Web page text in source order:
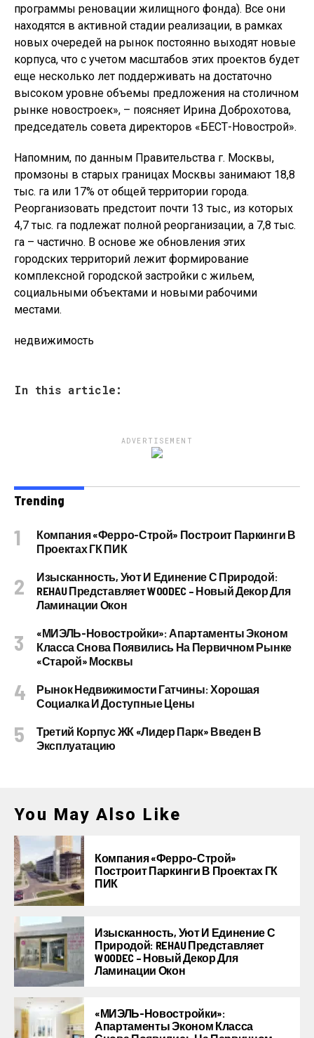
программы реновации жилищного фонда). Все они
находятся в активной стадии реализации, в рамках
новых очередей на рынок постоянно выходят новые
корпуса, что с учетом масштабов этих проектов будет
еще несколько лет поддерживать на достаточно
высоком уровне объемы предложения на столичном
рынке новостроек», – поясняет Ирина Доброхотова,
председатель совета директоров «БЕСТ-Новострой».
Напомним, по данным Правительства г. Москвы,
промзоны в старых границах Москвы занимают 18,8
тыс. га или 17% от общей территории города.
Реорганизовать предстоит почти 13 тыс., из которых
4,7 тыс. га подлежат полной реорганизации, а 7,8 тыс.
га – частично. В основе же обновления этих
городских территорий лежит формирование
комплексной городской застройки с жильем,
социальными объектами и новыми рабочими
местами.
недвижимость
In this article:
ADVERTISEMENT
Trending
Компания «Ферро-Строй» Построит Паркинги В
Проектах ГК ПИК
Изысканность, Уют И Единение С Природой:
REHAU Представляет WOODEC – Новый Декор Для
Ламинации Окон
«МИЭЛЬ-Новостройки»: Апартаменты Эконом
Класса Снова Появились На Первичном Рынке
«старой» Москвы
Рынок Недвижимости Гатчины: Хорошая
Социалка И Доступные Цены
Третий Корпус ЖК «Лидер Парк» Введен В
Эксплуатацию
You May Also Like
Компания «Ферро-Строй»
Построит Паркинги В Проектах ГК
ПИК
Изысканность, Уют И Единение С
Природой: REHAU Представляет
WOODEC – Новый Декор Для
Ламинации Окон
«МИЭЛЬ-Новостройки»:
Апартаменты Эконом Класса